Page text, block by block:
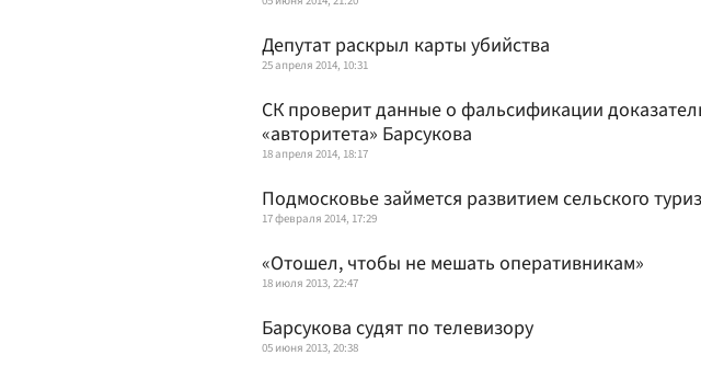
Депутат раскрыл карты убийства
25 апреля 2014, 10:31
СК проверит данные о фальсификации
«авторитета» Барсукова
18 апреля 2014, 18:17
Подмосковье займется развитием сельского
17 февраля 2014, 17:29
«Отошел, чтобы не мешать оперативникам»
18 июля 2013, 22:47
Барсукова судят по телевизору
05 июня 2013, 20:38